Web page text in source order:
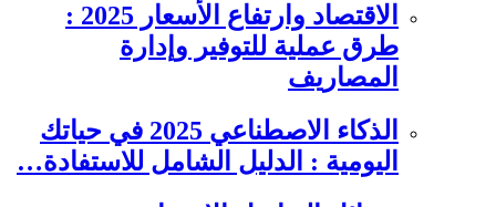
الاقتصاد وارتفاع الأسعار 2025 :
طرق عملية للتوفير وإدارة
المصاريف
الذكاء الاصطناعي 2025 في حياتك
اليومية : الدليل الشامل للاستفادة…